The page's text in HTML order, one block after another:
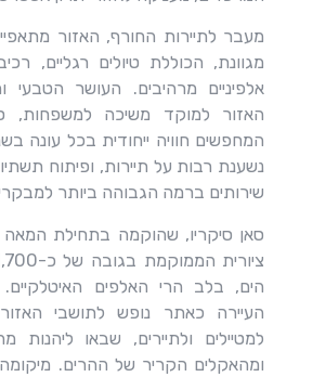
מעבר לתיירות החורף, האזור
מגוונת, הכוללת טיולים רגליים,
אלפיניים מרהיבים. העושר הטבעי
האזור למוקד משיכה למשפחות,
המחפשים חוויה ייחודית בכל עונה
נשענת רבות על תיירות, ופיתוח
שירותים ברמה הגבוהה ביותר
הים, בלב הרי האלפים
העיירה כאתר נופש לתושבי
למטיילים ולתיירים, שבאו ליהנות
ומהאקלים הקריר של ההרים. מיקומה